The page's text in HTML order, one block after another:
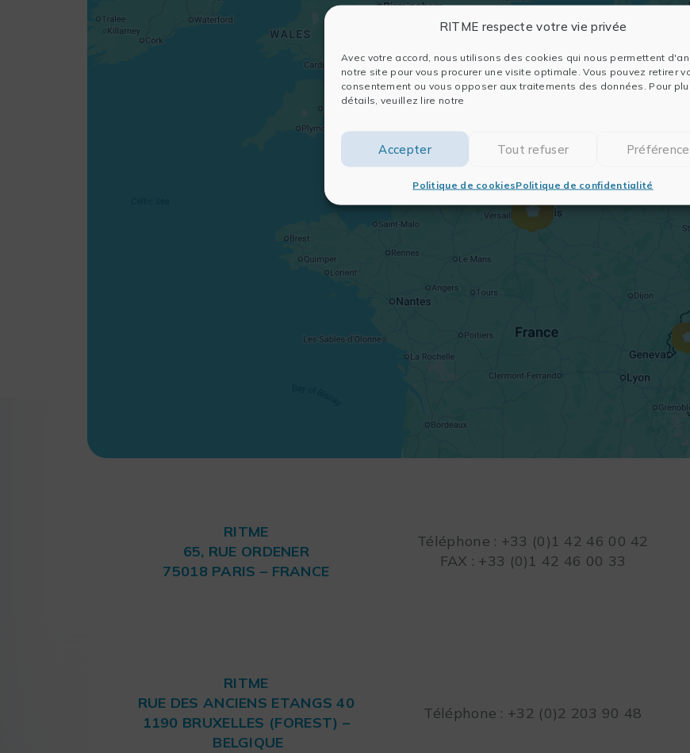
RITME respecte votre vie privée
Avec votre accord, nous utilisons des cookies qui nous permettent
notre site pour vous procurer une visite optimale. Vous pouvez retirer
consentement ou vous opposer aux traitements des données. Pour
détails, veuillez lire notre
Accepter Tout refuser
Politique de cookiesPolitique de confidentialité
RITME
65, RUE ORDENER
75018 PARIS – FRANCE
Téléphone : +33 (0)1 42 46 00 42
FAX : +33 (0)1 42 46 00 33
RITME
RUE DES ANCIENS ETANGS 40
1190 BRUXELLES (FOREST) –
BELGIQUE
Téléphone : +32 (0)2 203 90 48